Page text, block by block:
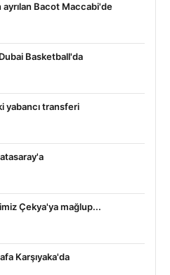
Bacot Maccabi'de
Basketball'da
yabancı transferi
Çekya'ya mağlup...
Karşıyaka'da